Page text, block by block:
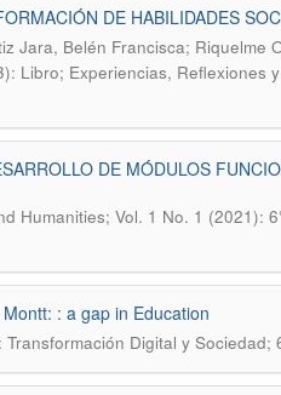
DE HABILIDADES
Jara, Belén Francisca; Riquelme
Libro; Experiencias, Reflexiones
DE MÓDULOS
Humanities; Vol. 1 No. 1 (2021):
: a gap in Education
Digital y Sociedad;